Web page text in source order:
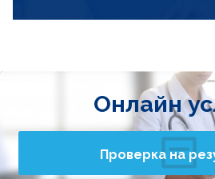
Онлайн
Проверка на